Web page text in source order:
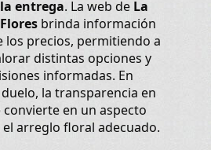
entrega. La web de La
brinda información
los precios, permitiendo a
distintas opciones y
informadas. En
la transparencia en
convierte en un aspecto
arreglo floral adecuado.